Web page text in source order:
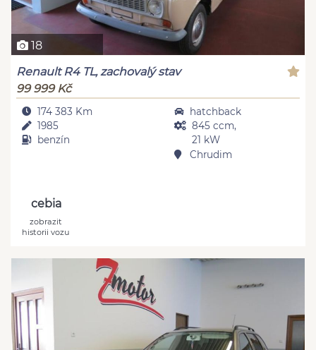
18
Renault R4 TL, zachovalý stav
99 999 Kč
174 383 Km
1985
benzín
hatchback
845 ccm,
21 kW
Chrudim
cebia
zobrazit
historii vozu